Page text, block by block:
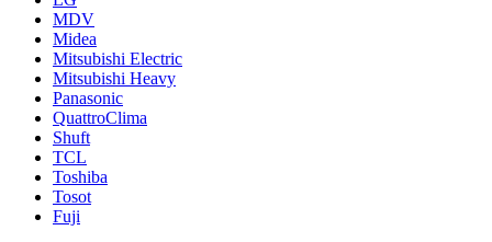
MDV
Midea
Mitsubishi Electric
Mitsubishi Heavy
Panasonic
QuattroClima
Shuft
TCL
Toshiba
Tosot
Fuji